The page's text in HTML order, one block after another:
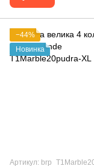
−44%
Новинка
Артикул: